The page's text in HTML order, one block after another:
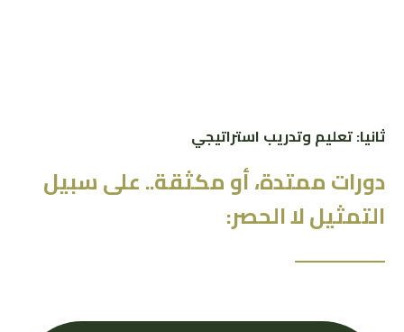
ثانيا: تعليم وتدريب استراتيجي
دورات ممتدة، أو مكثقة.. على سبيل
التمثيل لا الحصر: